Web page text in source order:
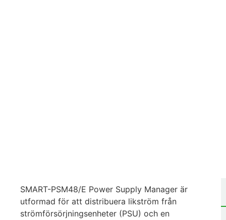
SMART-PSM48/E Power Supply Manager är
utformad för att distribuera likström från
strömförsörjningsenheter (PSU) och en